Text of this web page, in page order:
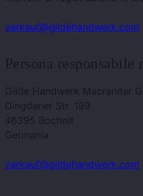
verkauf@gildehandwerk.com
Persona responsabile
Gilde Handwerk Macrander
Dingdener Str. 199
46395 Bocholt
Germania
verkauf@gildehandwerk.com